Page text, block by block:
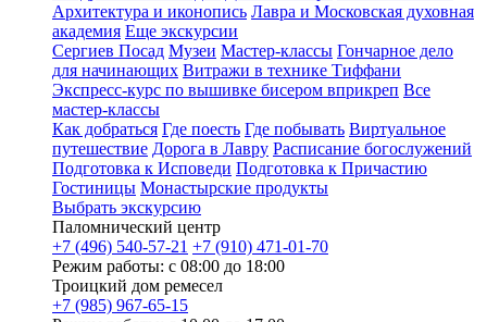
Архитектура и иконопись Лавра и Московская духовная
академия Еще экскурсии
Сергиев Посад Музеи Мастер-классы Гончарное дело
для начинающих Витражи в технике Тиффани
Экспресс-курс по вышивке бисером вприкреп Все
мастер-классы
Как добраться Где поесть Где побывать Виртуальное
путешествие Дорога в Лавру Расписание богослужений
Подготовка к Исповеди Подготовка к Причастию
Гостиницы Монастырские продукты
Выбрать экскурсию
Паломнический центр
+7 (496) 540-57-21 +7 (910) 471-01-70
Режим работы: с 08:00 до 18:00
Троицкий дом ремесел
+7 (985) 967-65-15